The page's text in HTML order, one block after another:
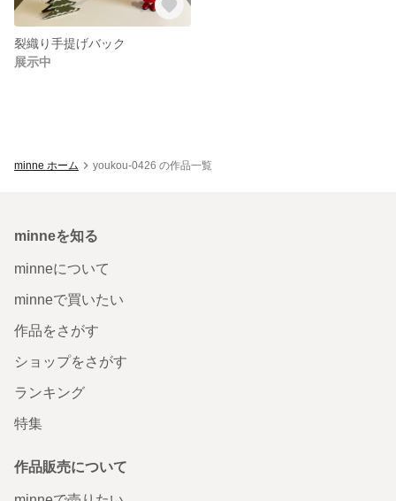
裂織り手提げバック
展示中
minne ホーム youkou-0426 の作品一覧
minneを知る
minneについて
minneで買いたい
作品をさがす
ショップをさがす
ランキング
特集
作品販売について